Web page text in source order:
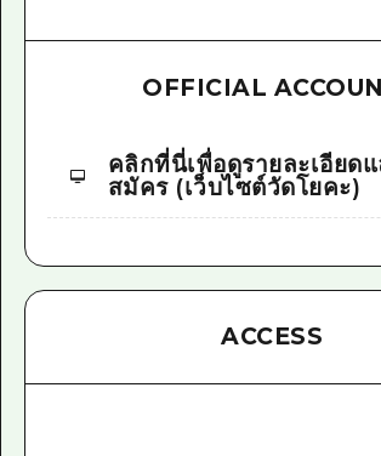
OFFICIAL
คลิกที่นี่เพื่อดูรายละเอียด
สมัคร (เว็บไซต์วัดโยคะ)
ACCESS